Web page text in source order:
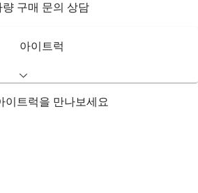
구매 문의 상담
아이트럭
이트럭을 만나보세요